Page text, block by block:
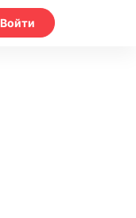
Войти